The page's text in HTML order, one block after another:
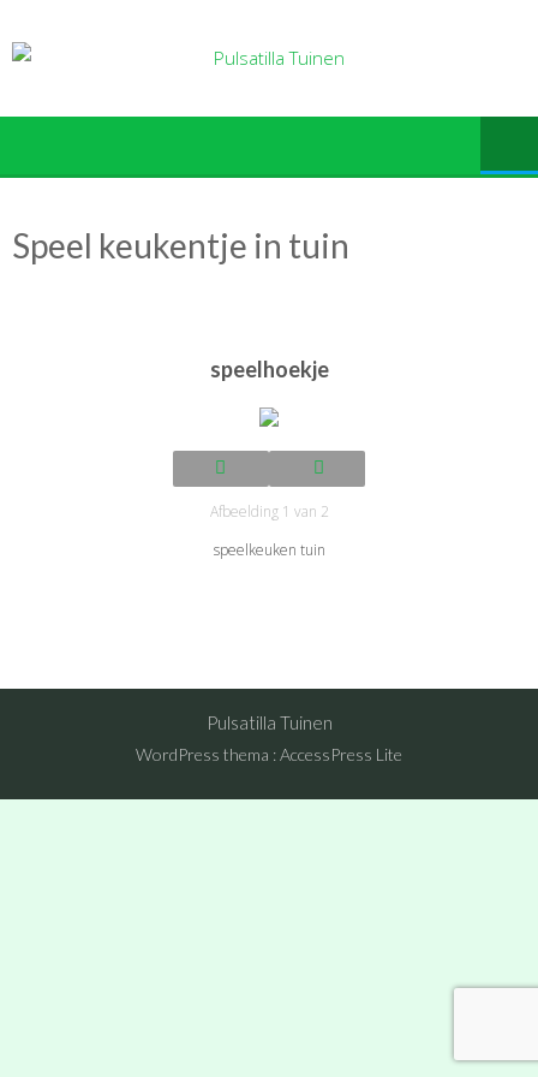
naar
inhoud
Speel keukentje in tuin
speelhoekje
Afbeelding 1 van 2
speelkeuken tuin
Pulsatilla Tuinen
WordPress thema :AccessPress Lite